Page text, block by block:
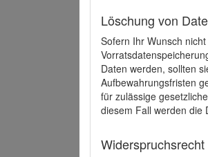
Löschung von
Sofern Ihr Wunsch
Daten werden, sollten
Aufbewahrungsfristen
für zulässige
diesem Fall werden die
Widerspruchsrecht